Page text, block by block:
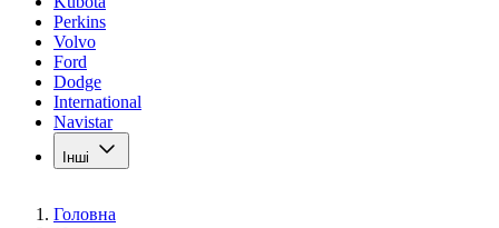
Perkins
Volvo
Ford
Dodge
International
Navistar
Інші
Головна